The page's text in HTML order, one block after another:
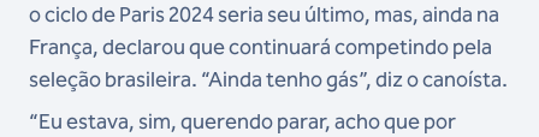
o ciclo de Paris 2024 seria seu último, mas, ainda na
França, declarou que continuará competindo pela
seleção brasileira. “Ainda tenho gás”, diz o canoísta.
“Eu estava, sim, querendo parar, acho que por